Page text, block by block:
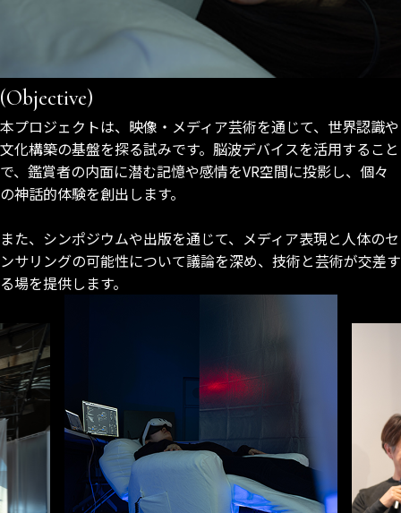
(Objective)
本プロジェクトは、映像・メディア芸術を通じて、世界認識や
文化構築の基盤を探る試みです。脳波デバイスを活用すること
で、鑑賞者の内面に潜む記憶や感情をVR空間に投影し、個々
の神話的体験を創出します。
また、シンポジウムや出版を通じて、メディア表現と人体のセ
ンサリングの可能性について議論を深め、技術と芸術が交差す
る場を提供します。